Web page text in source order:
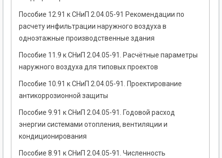
Пособие 12.91 к СНиП 2.04.05-91 Рекомендации по
расчету инфильтрации наружного воздуха в
одноэтажные производственные здания
Пособие 11.9 к СНиП 2.04.05-91. Расчётные параметры
наружного воздуха для типовых проектов
Пособие 10.91 к СНиП 2.04.05-91. Проектирование
антикоррозионной защиты
Пособие 9.91 к СНиП 2.04.05-91. Годовой расход
энергии системами отопления, вентиляции и
кондиционирования
Пособие 8.91 к СНиП 2.04.05-91. Численность